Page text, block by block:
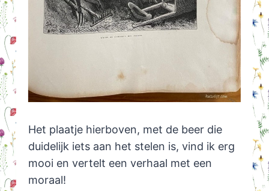
Het plaatje hierboven, met de beer die
duidelijk iets aan het stelen is, vind ik erg
mooi en vertelt een verhaal met een
moraal!